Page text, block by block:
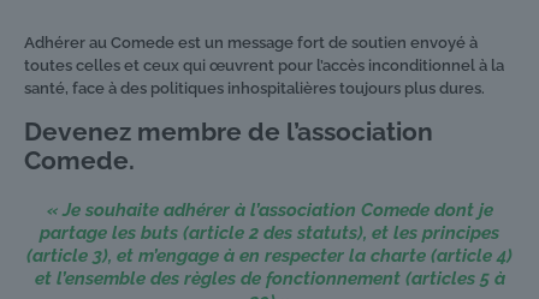
Adhérer au Comede est un message fort de soutien envoyé à
toutes celles et ceux qui œuvrent pour l’accès inconditionnel à la
santé, face à des politiques inhospitalières toujours plus dures.
Devenez membre de l’association
Comede.
« Je souhaite adhérer à l’association Comede dont je
partage les buts (article 2 des statuts), et les principes
(article 3), et m’engage à en respecter la charte (article 4)
et l’ensemble des règles de fonctionnement (articles 5 à